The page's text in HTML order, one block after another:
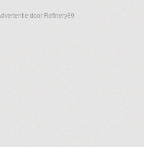
door Refinery89